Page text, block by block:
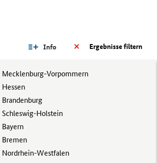
Ergebnisse filtern
Info
Mecklenburg-Vorpommern
Hessen
Brandenburg
Schleswig-Holstein
Bayern
Bremen
Nordrhein-Westfalen